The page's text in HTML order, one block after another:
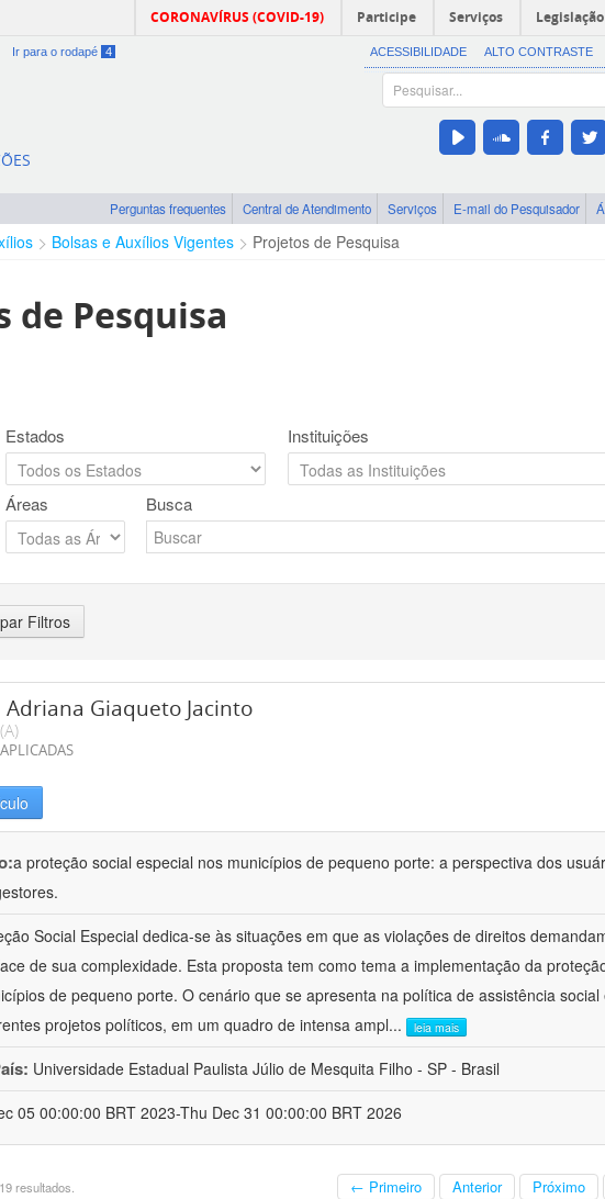
CORONAVÍRUS (COVID-19) Participe Serviços Legislação
Ir para o rodapé 4 ACESSIBILIDADE ALTO CONTRASTE
Perguntas frequentes Central de Atendimento Serviços E-mail do Pesquisador
Bolsas e Auxílios Vigentes Projetos de Pesquisa
de Pesquisa
Estados Instituições
Áreas Busca
Filtros
Adriana Giaqueto Jacinto
a proteção social especial nos municípios de pequeno porte: a perspectiva dos
Social Especial dedica-se às situações em que as violações de direitos
de sua complexidade. Esta proposta tem como tema a implementação da
de pequeno porte. O cenário que se apresenta na política de assistência social
projetos políticos, em um quadro de intensa ampl... leia mais
Universidade Estadual Paulista Júlio de Mesquita Filho - SP - Brasil
05 00:00:00 BRT 2023-Thu Dec 31 00:00:00 BRT 2026
resultados. ← Primeiro Anterior Próximo